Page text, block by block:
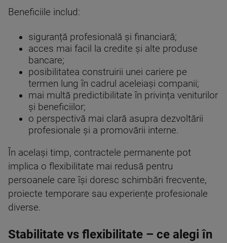
Beneficiile includ:
siguranță profesională și financiară;
acces mai facil la credite și alte produse
bancare;
posibilitatea construirii unei cariere pe
termen lung în cadrul aceleiași companii;
mai multă predictibilitate în privința veniturilor
și beneficiilor;
o perspectivă mai clară asupra dezvoltării
profesionale și a promovării interne.
În același timp, contractele permanente pot
implica o flexibilitate mai redusă pentru
persoanele care își doresc schimbări frecvente,
proiecte temporare sau experiențe profesionale
diverse.
Stabilitate vs flexibilitate – ce alegi în